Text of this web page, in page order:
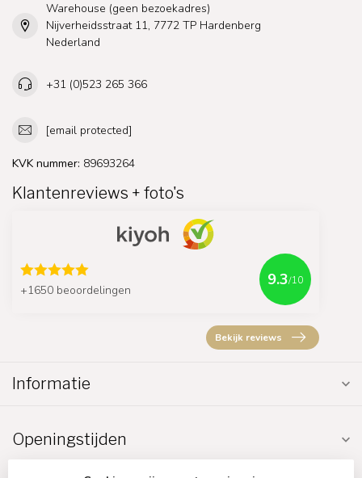
Warehouse (geen bezoekadres)
Nijverheidsstraat 11, 7772 TP Hardenberg
Nederland
+31 (0)523 265 366
[email protected]
KVK nummer: 89693264
Klantenreviews + foto's
+1650 beoordelingen
9.3/10
Bekijk reviews
Informatie
Openingstijden